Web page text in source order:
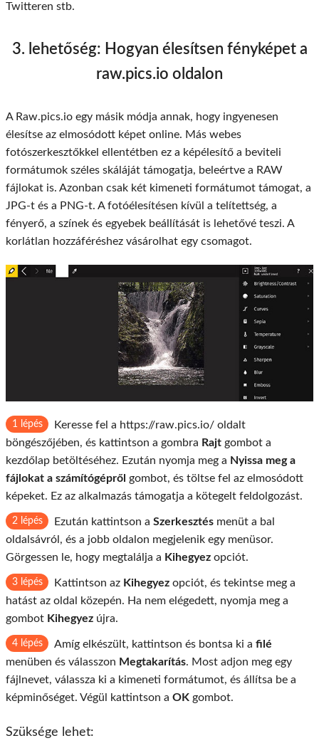
Twitteren stb.
3. lehetőség: Hogyan élesítsen fényképet a
raw.pics.io oldalon
A Raw.pics.io egy másik módja annak, hogy ingyenesen
élesítse az elmosódott képet online. Más webes
fotószerkesztőkkel ellentétben ez a képélesítő a beviteli
formátumok széles skáláját támogatja, beleértve a RAW
fájlokat is. Azonban csak két kimeneti formátumot támogat, a
JPG-t és a PNG-t. A fotóélesítésen kívül a telítettség, a
fényerő, a színek és egyebek beállítását is lehetővé teszi. A
korlátlan hozzáféréshez vásárolhat egy csomagot.
1 lépés
Keresse fel a https://raw.pics.io/ oldalt
böngészőjében, és kattintson a gombra Rajt gombot a
kezdőlap betöltéséhez. Ezután nyomja meg a Nyissa meg a
fájlokat a számítógépről gombot, és töltse fel az elmosódott
képeket. Ez az alkalmazás támogatja a kötegelt feldolgozást.
2 lépés Ezután kattintson a Szerkesztés menüt a bal
oldalsávról, és a jobb oldalon megjelenik egy menüsor.
Görgessen le, hogy megtalálja a Kihegyez opciót.
3 lépés Kattintson az Kihegyez opciót, és tekintse meg a
hatást az oldal közepén. Ha nem elégedett, nyomja meg a
gombot Kihegyez újra.
4 lépés Amíg elkészült, kattintson és bontsa ki a filé
menüben és válasszon Megtakarítás. Most adjon meg egy
fájlnevet, válassza ki a kimeneti formátumot, és állítsa be a
képminőséget. Végül kattintson a OK gombot.
Szüksége lehet: